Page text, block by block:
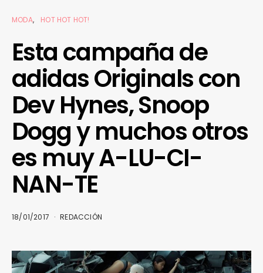
MODA HOT HOT HOT!
Esta campaña de
adidas Originals con
Dev Hynes, Snoop
Dogg y muchos otros
es muy A-LU-CI-
NAN-TE
18/01/2017 REDACCIÓN